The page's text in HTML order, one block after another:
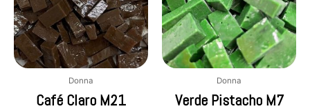
Donna
Café Claro M21
Donna
Verde Pistacho M7